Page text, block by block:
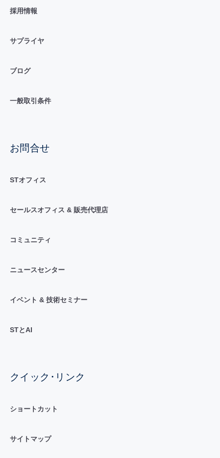
採用情報
サプライヤ
ブログ
一般取引条件
お問合せ
STオフィス
セールスオフィス & 販売代理店
コミュニティ
ニュースセンター
イベント & 技術セミナー
STとAI
クイック･リンク
ショートカット
サイトマップ